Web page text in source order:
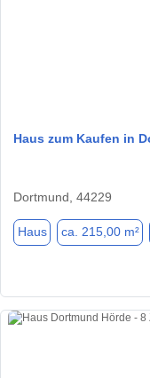
Haus zum Kaufen in
Dortmund, 44229
Haus ca. 215,00 m²